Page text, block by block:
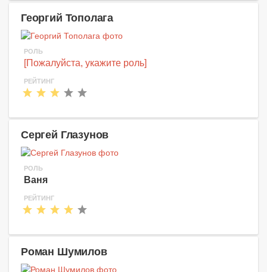
Георгий Тополага
РОЛЬ
[Пожалуйста, укажите роль]
РЕЙТИНГ
Сергей Глазунов
РОЛЬ
Ваня
РЕЙТИНГ
Роман Шумилов